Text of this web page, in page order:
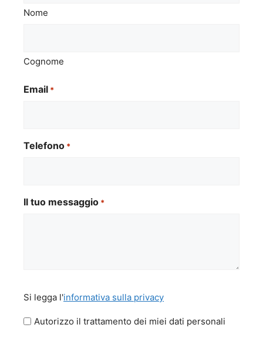
Nome
Cognome
Email *
Telefono *
Il tuo messaggio *
legga
l'informativa
Si legga l'informativa sulla privacy
Autorizzo il trattamento dei miei dati personali